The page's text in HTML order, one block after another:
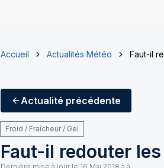
Accueil Actualités Météo Faut-il
Actualité précédente
Froid / Fraîcheur / Gel
Faut-il redouter